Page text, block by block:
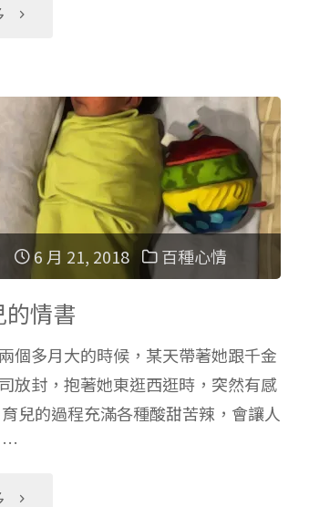
【早
者
Jan
Ormerod"
"小
病
時
的
小
小
幸
6 月 21, 2018 百種心情
情書
個多月大的時候，某天帶著她跟千金
放封，抱著她東逛西逛時，突然有感
兒的過程充滿各種酸甜苦辣，會讓人
…
"寫